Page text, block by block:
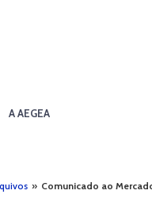
A AEGEA
» Comunicado ao